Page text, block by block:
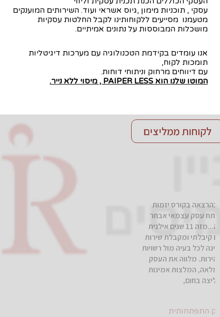
עסקי , תוכניות מימון ,גיוס אשראי ועוד. השירותים המוענקים
מטעמנו מסייעים ללקוחותינו לקבל החלטות עסקיות
מושכלות המבוססות על נתונים אמיתיים.
אנו עומדים בקידמת הטכנולוגיה עם מערכות דיגיטליות
תומכות לקוח,
עם דיווחים מרחוק וניתוחי דוחות.
המוטו שלנו הוא PAIPER LESS , מיסוי ללא נייר.
לקוחות ממליצים
לפני 15 שנים הכרתי את אילנית בהרצאה בקורס יזמות
עסקית. כבר אז ידעתי שביום שאפתח עסק עצמאי אבחר
באילנית ליועצת המס שלי. וכך היה...מזה 11 שנים אילנית
מלווה אותי כעצמאית. לאורך השנים קיבלתי ומקבלת שירות
מעולה. אילנית מקצועית, אמינה, זמינה לכל בעיה מול רשויות
המס ופותרת אותה ביסודיות ובמהירות. מלווה את העסק
בהסברים מפורטים, תוך שקיפות מלאה, המלצות אמינות
עידית לוי, מרפאה בעיסוק התפתחותית